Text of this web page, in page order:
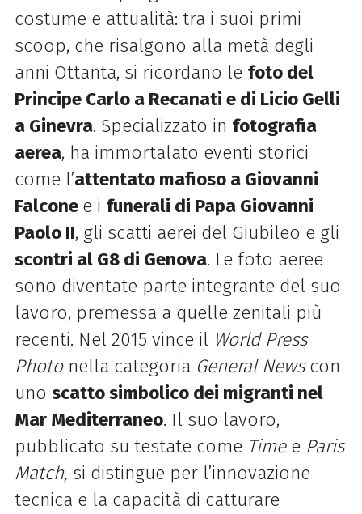
costume e attualità: tra i suoi primi
scoop, che risalgono alla metà degli
anni Ottanta, si ricordano le foto del
Principe Carlo a Recanati e di Licio Gelli
a Ginevra. Specializzato in fotografia
aerea, ha immortalato eventi storici
come l’attentato mafioso a Giovanni
Falcone e i funerali di Papa Giovanni
Paolo II, gli scatti aerei del Giubileo e gli
scontri al G8 di Genova. Le foto aeree
sono diventate parte integrante del suo
lavoro, premessa a quelle zenitali più
recenti. Nel 2015 vince il World Press
Photonella categoria General Newscon
uno scatto simbolico dei migranti nel
Mar Mediterraneo. Il suo lavoro,
pubblicato su testate come Time e Paris
Match, si distingue per l’innovazione
tecnica e la capacità di catturare